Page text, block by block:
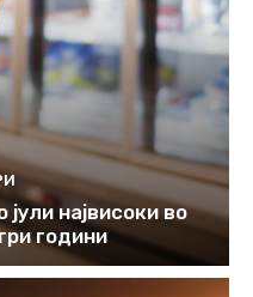
највисоки во
години